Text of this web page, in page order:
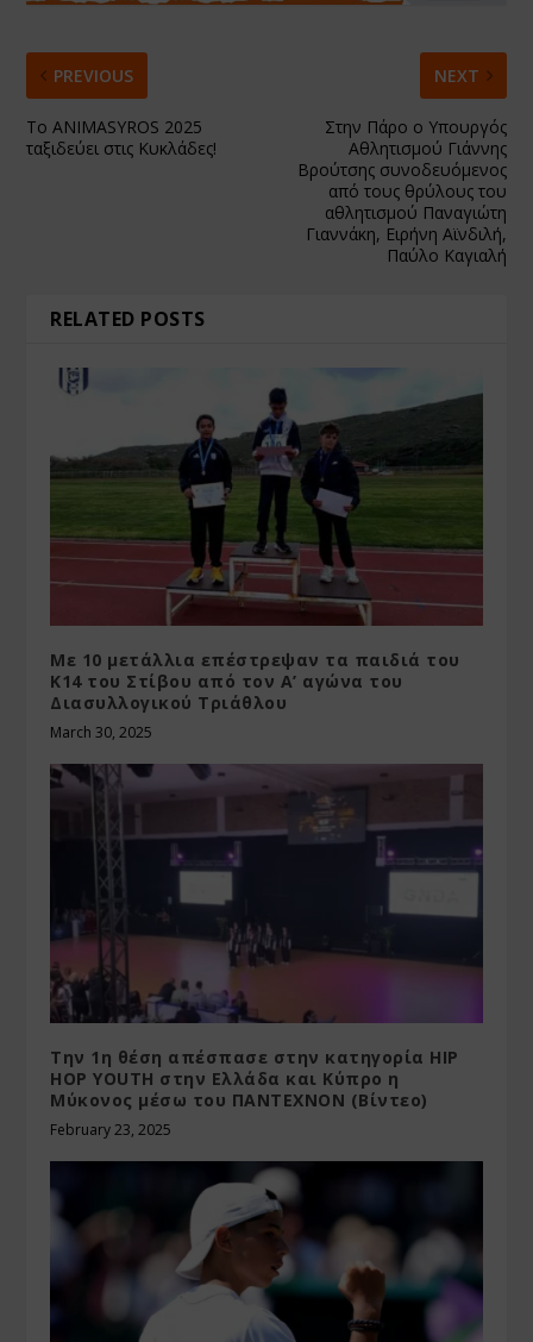
PREVIOUS
Το ANIMASYROS 2025
ταξιδεύει στις Κυκλάδες!
NEXT
Στην Πάρο ο Υπουργός
Αθλητισμού Γιάννης
Βρούτσης συνοδευόμενος
από τους θρύλους του
αθλητισμού Παναγιώτη
Γιαννάκη, Ειρήνη Αϊνδιλή,
Παύλο Καγιαλή
RELATED POSTS
Με 10 μετάλλια επέστρεψαν τα παιδιά του
Κ14 του Στίβου από τον Α’ αγώνα του
Διασυλλογικού Τριάθλου
March 30, 2025
Την 1η θέση απέσπασε στην κατηγορία HIP
HOP YOUTH στην Ελλάδα και Κύπρο η
Μύκονος μέσω του ΠΑΝΤΕΧΝΟΝ (Βίντεο)
February 23, 2025